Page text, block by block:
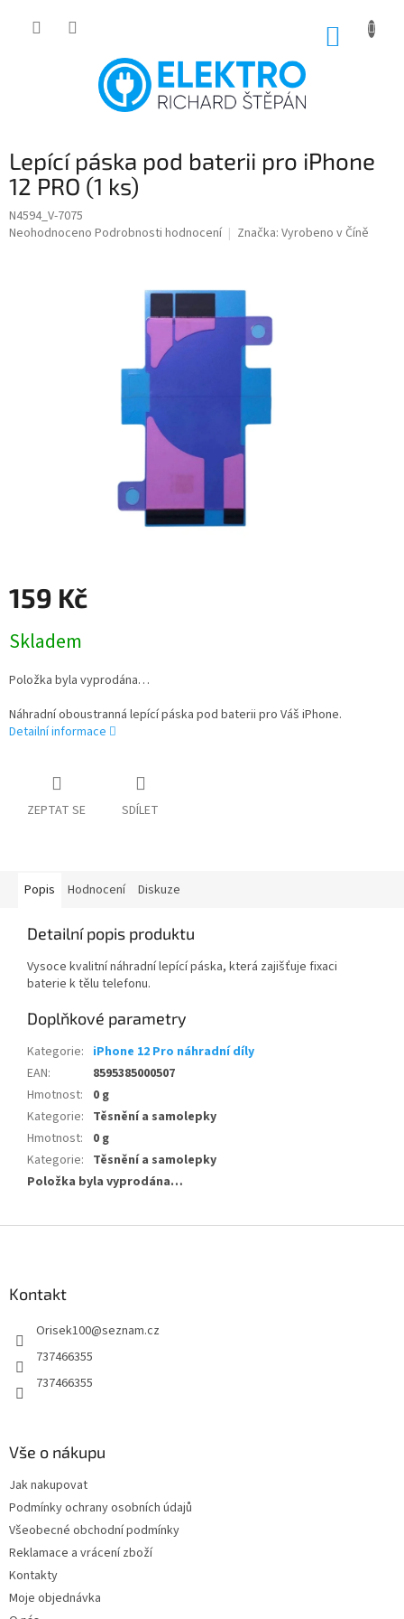
Lepící páska pod baterii pro iPhone
12 PRO (1 ks)
N4594_V-7075
Průměrné
Neohodnoceno Podrobnosti hodnocení Značka: Vyrobeno v Číně
159 Kč
cena:
Skladem
Položka byla vyprodána…
Náhradní oboustranná lepící páska pod baterii pro Váš iPhone.
Detailní informace
ZEPTAT SE SDÍLET
Popis Hodnocení Diskuze
Detailní popis produktu
Vysoce kvalitní náhradní lepící páska, která zajišťuje fixaci
baterie k tělu telefonu.
Doplňkové parametry
Kategorie: iPhone 12 Pro náhradní díly
EAN:
8595385000507
Hmotnost:
0 g
Kategorie: Těsnění a samolepky
Hmotnost:
0 g
Kategorie: Těsnění a samolepky
Položka byla vyprodána…
Kontakt
Orisek100@seznam.cz
737466355
737466355
Vše o nákupu
Jak nakupovat
Podmínky ochrany osobních údajů
Všeobecné obchodní podmínky
Reklamace a vrácení zboží
Kontakty
Moje objednávka